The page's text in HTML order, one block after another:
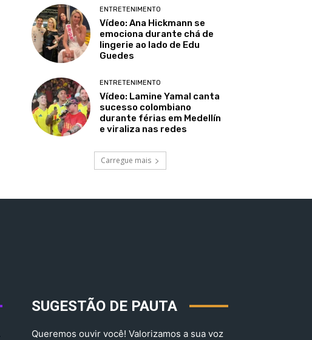
ENTRETENIMENTO
Vídeo: Ana Hickmann se
emociona durante chá de
lingerie ao lado de Edu
Guedes
ENTRETENIMENTO
Vídeo: Lamine Yamal canta
sucesso colombiano
durante férias em Medellín
e viraliza nas redes
Carregue mais
SUGESTÃO DE PAUTA
Queremos ouvir você! Valorizamos a sua voz